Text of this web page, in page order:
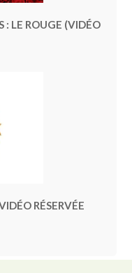
: LE ROUGE (VIDÉO
RÉSERVÉE